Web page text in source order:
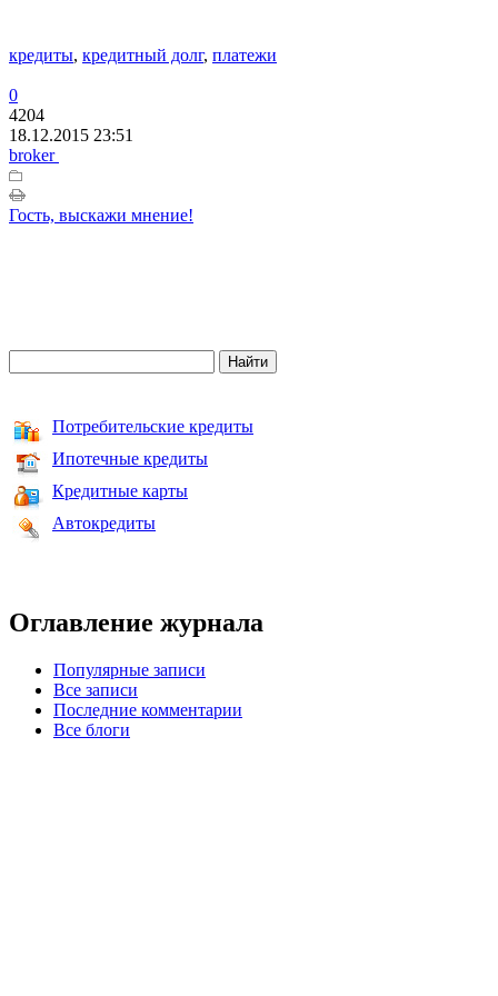
кредиты, кредитный долг, платежи
0
4204
18.12.2015 23:51
broker
Гость, выскажи мнение!
Потребительские кредиты
Ипотечные кредиты
Кредитные карты
Автокредиты
Оглавление журнала
Популярные записи
Все записи
Последние комментарии
Все блоги